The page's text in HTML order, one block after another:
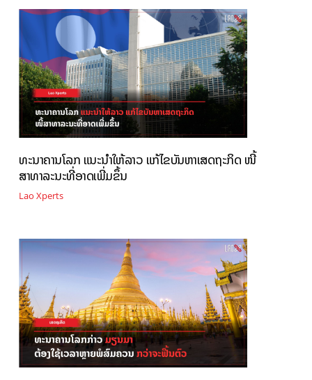
ທະນາຄານໂລກ ແນະນຳໃຫ້ລາວ ແກ້ໄຂບັນຫາເສດຖະກິດ ໜີ້
ສາທາລະນະທີ່ອາດເພີ່ມຂຶ້ນ
Lao Xperts